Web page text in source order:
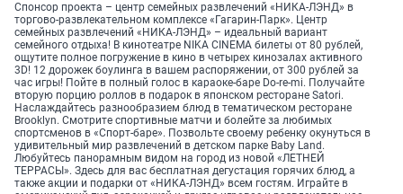
Спонсор проекта – центр семейных развлечений «НИКА-ЛЭНД» в
торгово-развлекательном комплексе «Гагарин-Парк». Центр
семейных развлечений «НИКА-ЛЭНД» – идеальный вариант
семейного отдыха! В кинотеатре NIKA CINEMA билеты от 80 рублей,
ощутите полное погружение в кино в четырех кинозалах активного
3D! 12 дорожек боулинга в вашем распоряжении, от 300 рублей за
час игры! Пойте в полный голос в караоке-баре Do-re-mi. Получайте
вторую порцию роллов в подарок в японском ресторане Satori.
Наслаждайтесь разнообразием блюд в тематическом ресторане
Brooklyn. Смотрите спортивные матчи и болейте за любимых
спортсменов в «Спорт-баре». Позвольте своему ребенку окунуться в
удивительный мир развлечений в детском парке Baby Land.
Любуйтесь панорамным видом на город из новой «ЛЕТНЕЙ
ТЕРРАСЫ». Здесь для вас бесплатная дегустация горячих блюд, а
также акции и подарки от «НИКА-ЛЭНД» всем гостям. Играйте в